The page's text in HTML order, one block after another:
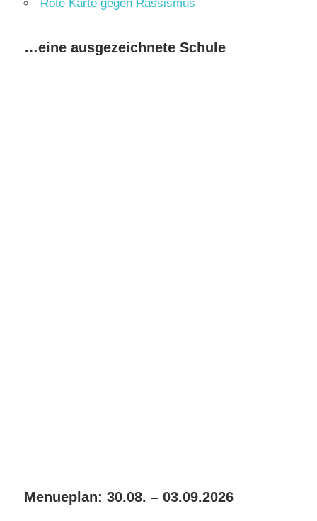
Rote Karte gegen Rassismus
…eine ausgezeichnete Schule
Menueplan: 30.08. – 03.09.2026